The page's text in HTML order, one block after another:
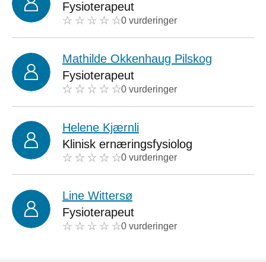
Fysioterapeut
0 vurderinger
Mathilde Okkenhaug Pilskog
Fysioterapeut
0 vurderinger
Helene Kjærnli
Klinisk ernæringsfysiolog
0 vurderinger
Line Wittersø
Fysioterapeut
0 vurderinger